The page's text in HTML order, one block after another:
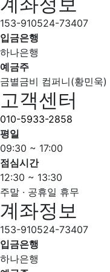
153-910524-73407
입금은행
하나은행
예금주
금별금비 컴퍼니(황민욱)
고객센터
010-5933-2858
평일
09:30 ~ 17:00
점심시간
12:30 ~ 13:30
주말 · 공휴일 휴무
계좌정보
153-910524-73407
입금은행
하나은행